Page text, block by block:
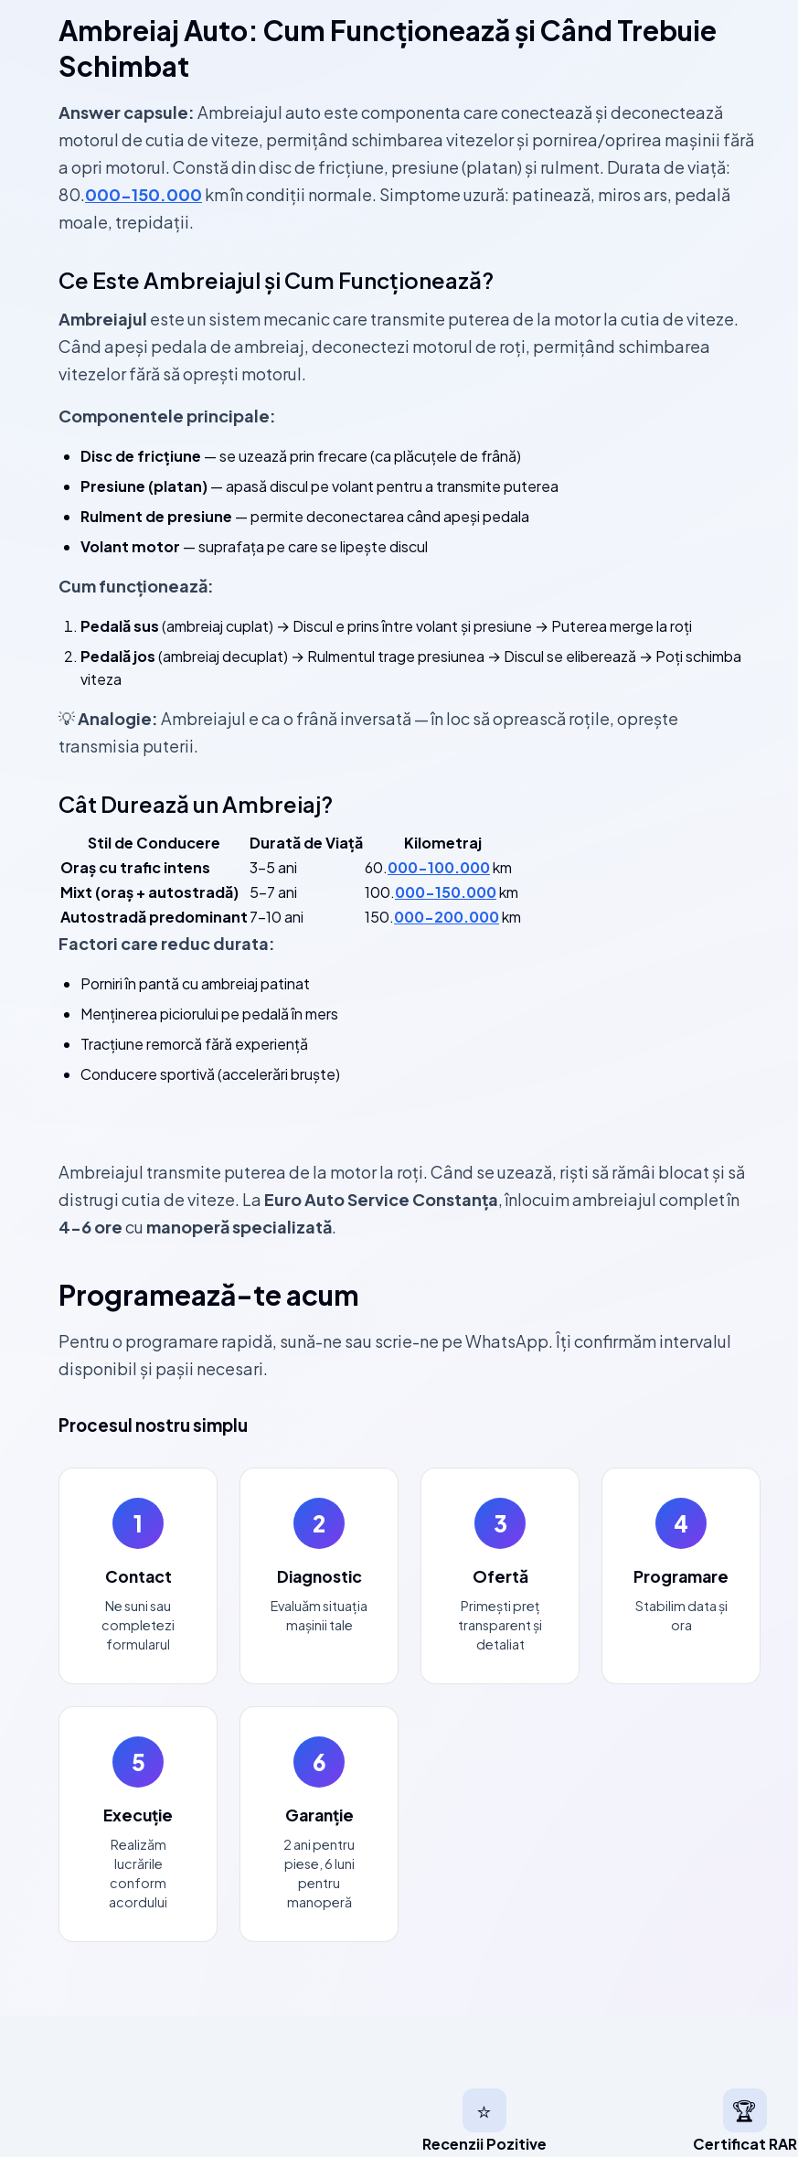
Ambreiaj Auto: Cum Funcționează și Când Trebuie
Schimbat
Answer capsule: Ambreiajul auto este componenta care conectează și deconectează
motorul de cutia de viteze, permițând schimbarea vitezelor și pornirea/oprirea mașinii fără
a opri motorul. Constă din disc de fricțiune, presiune (platan) și rulment. Durata de viață:
80.000-150.000 km în condiții normale. Simptome uzură: patinează, miros ars, pedală
moale, trepidații.
Ce Este Ambreiajul și Cum Funcționează?
Ambreiajul este un sistem mecanic care transmite puterea de la motor la cutia de viteze.
Când apeși pedala de ambreiaj, deconectezi motorul de roți, permițând schimbarea
vitezelor fără să oprești motorul.
Componentele principale:
Disc de fricțiune — se uzează prin frecare (ca plăcuțele de frână)
Presiune (platan)— apasă discul pe volant pentru a transmite puterea
Rulment de presiune — permite deconectarea când apeși pedala
Volant motor — suprafața pe care se lipește discul
Cum funcționează:
Pedală sus(ambreiaj cuplat) → Discul e prins între volant și presiune → Puterea merge la roți
Pedală jos(ambreiaj decuplat) → Rulmentul trage presiunea → Discul se eliberează → Poți schimba
viteza
💡Analogie: Ambreiajul e ca o frână inversată — în loc să oprească roțile, oprește
transmisia puterii.
Cât Durează un Ambreiaj?
Stil de Conducere Durată de Viață
Kilometraj
Oraș cu trafic intens
3-5 ani 60.000-100.000km
Mixt (oraș + autostradă)
5-7 ani 100.000-150.000km
Autostradă predominant7-10 ani 150.000-200.000km
Factori care reduc durata:
Porniri în pantă cu ambreiaj patinat
Menținerea piciorului pe pedală în mers
Tracțiune remorcă fără experiență
Conducere sportivă (accelerări bruște)
Ambreiajul transmite puterea de la motor la roți. Când se uzează, riști să rămâi blocat și să
distrugi cutia de viteze. La Euro Auto Service Constanța, înlocuim ambreiajul complet în
4-6 orecu manoperă specializată.
Programează-te acum
Pentru o programare rapidă, sună-ne sau scrie-ne pe WhatsApp. Îți confirmăm intervalul
disponibil și pașii necesari.
Procesul nostru simplu
1
Contact
Ne suni sau
completezi
formularul
2
Diagnostic
Evaluăm situația
mașinii tale
3
Ofertă
Primești preț
transparent și
detaliat
4
Programare
Stabilim data și
ora
5
Execuție
Realizăm
lucrările
conform
acordului
6
Garanție
2 ani pentru
piese, 6 luni
pentru
manoperă
⭐
Recenzii Pozitive
🏆
Certificat RAR